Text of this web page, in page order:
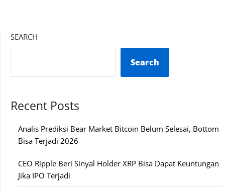
SEARCH
Search
Recent Posts
Analis Prediksi Bear Market Bitcoin Belum Selesai, Bottom
Bisa Terjadi 2026
CEO Ripple Beri Sinyal Holder XRP Bisa Dapat Keuntungan
Jika IPO Terjadi